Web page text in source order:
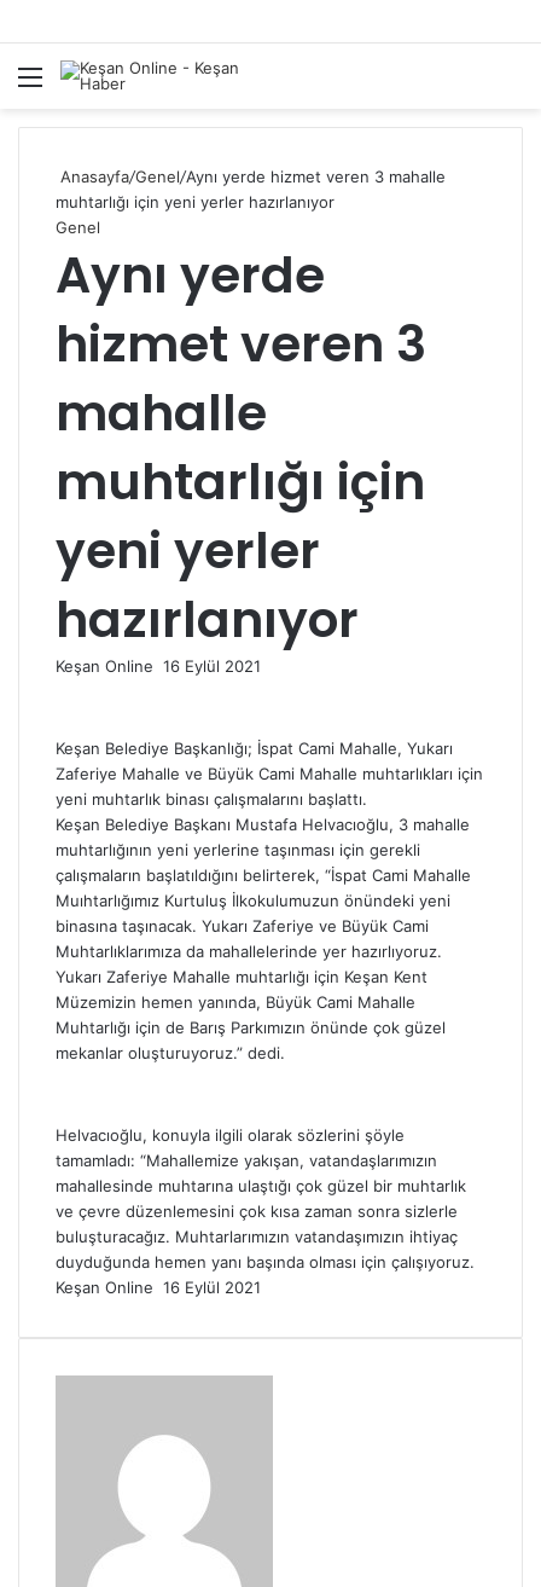
Menü
Anasayfa/Genel/Aynı yerde hizmet veren 3 mahalle
muhtarlığı için yeni yerler hazırlanıyor
Genel
Aynı yerde
hizmet veren 3
mahalle
muhtarlığı için
yeni yerler
hazırlanıyor
Keşan Online Bir
göndermek
16 Eylül 2021
Keşan Belediye Başkanlığı; İspat Cami Mahalle, Yukarı
Zaferiye Mahalle ve Büyük Cami Mahalle muhtarlıkları için
yeni muhtarlık binası çalışmalarını başlattı.
Keşan Belediye Başkanı Mustafa Helvacıoğlu, 3 mahalle
muhtarlığının yeni yerlerine taşınması için gerekli
çalışmaların başlatıldığını belirterek, “İspat Cami Mahalle
Muıhtarlığımız Kurtuluş İlkokulumuzun önündeki yeni
binasına taşınacak. Yukarı Zaferiye ve Büyük Cami
Muhtarlıklarımıza da mahallelerinde yer hazırlıyoruz.
Yukarı Zaferiye Mahalle muhtarlığı için Keşan Kent
Müzemizin hemen yanında, Büyük Cami Mahalle
Muhtarlığı için de Barış Parkımızın önünde çok güzel
mekanlar oluşturuyoruz.” dedi.
Helvacıoğlu, konuyla ilgili olarak sözlerini şöyle
tamamladı: “Mahallemize yakışan, vatandaşlarımızın
mahallesinde muhtarına ulaştığı çok güzel bir muhtarlık
ve çevre düzenlemesini çok kısa zaman sonra sizlerle
buluşturacağız. Muhtarlarımızın vatandaşımızın ihtiyaç
duyduğunda hemen yanı başında olması için çalışıyoruz.
Keşan Online Bir
posta
16 Eylül 2021